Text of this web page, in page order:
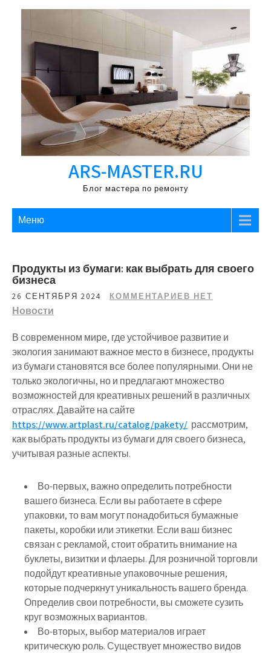
Перейти
ARS-MASTER.RU
Блог мастера по ремонту
Меню
Продукты из бумаги: как выбрать для своего
бизнеса
26 СЕНТЯБРЯ 2024 КОММЕНТАРИЕВ НЕТ
Новости
В современном мире, где устойчивое развитие и
экология занимают важное место в бизнесе, продукты
из бумаги становятся все более популярными. Они не
только экологичны, но и предлагают множество
возможностей для креативных решений в различных
отраслях. Давайте на сайте
https://www.artplast.ru/catalog/pakety/ рассмотрим,
как выбрать продукты из бумаги для своего бизнеса,
учитывая разные аспекты.
Во-первых, важно определить потребности
вашего бизнеса. Если вы работаете в сфере
упаковки, то вам могут понадобиться бумажные
пакеты, коробки или этикетки. Если ваш бизнес
связан с рекламой, стоит обратить внимание на
буклеты, визитки и флаеры. Для розничной торговли
подойдут креативные упаковочные решения,
которые подчеркнут уникальность вашего бренда.
Определив свои потребности, вы сможете сузить
круг возможных вариантов.
Во-вторых, выбор материалов играет
критическую роль. Существует множество видов